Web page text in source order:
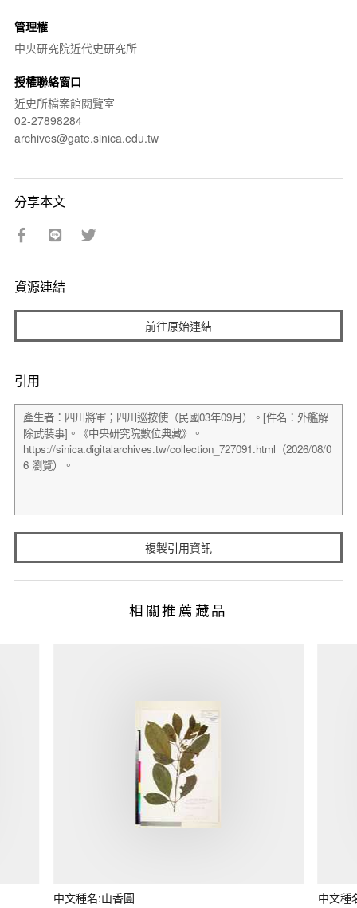
管理權
中央研究院近代史研究所
授權聯絡窗口
近史所檔案館閱覽室
02-27898284
archives@gate.sinica.edu.tw
分享本文
資源連結
前往原始連結
引用
複製引用資訊
相關推薦藏品
中文種名:山香圓 中文種